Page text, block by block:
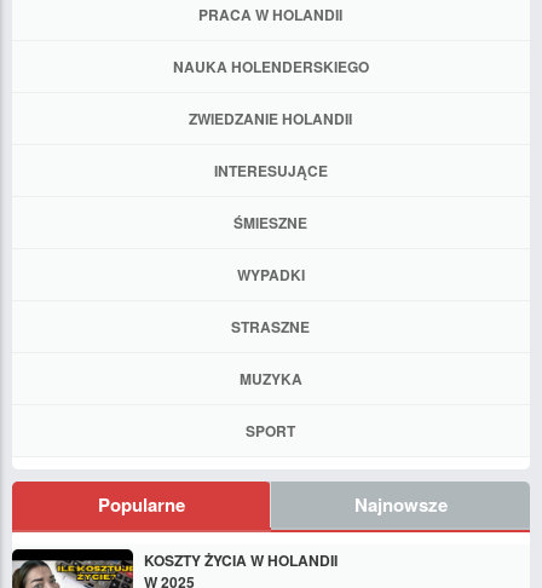
PRACA W HOLANDII
NAUKA HOLENDERSKIEGO
ZWIEDZANIE HOLANDII
INTERESUJĄCE
ŚMIESZNE
WYPADKI
STRASZNE
MUZYKA
SPORT
Popularne Najnowsze
KOSZTY ŻYCIA W HOLANDII
W 2025